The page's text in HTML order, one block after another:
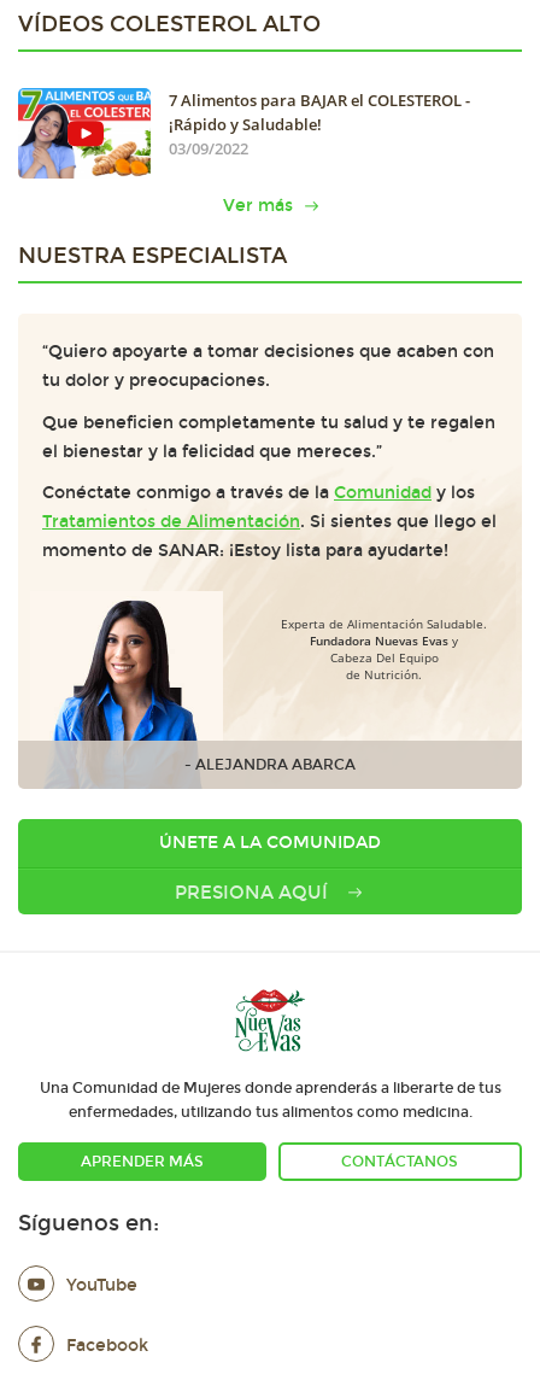
VÍDEOS COLESTEROL ALTO
7 Alimentos para BAJAR el COLESTEROL -
¡Rápido y Saludable!
03/09/2022
Ver más
NUESTRA ESPECIALISTA
“Quiero apoyarte a tomar decisiones que acaben con
tu dolor y preocupaciones.
Que beneficien completamente tu salud y te regalen
el bienestar y la felicidad que mereces.”
Conéctate conmigo a través de la Comunidad y los
Tratamientos de Alimentación. Si sientes que llego el
momento de SANAR: ¡Estoy lista para ayudarte!
Experta de Alimentación Saludable.
Fundadora Nuevas Evas y
Cabeza Del Equipo
de Nutrición.
- ALEJANDRA ABARCA
ÚNETE A LA COMUNIDAD
PRESIONA AQUÍ
Una Comunidad de Mujeres donde aprenderás a liberarte de tus
enfermedades, utilizando tus alimentos como medicina.
APRENDER MÁS CONTÁCTANOS
Síguenos en:
YouTube
Facebook